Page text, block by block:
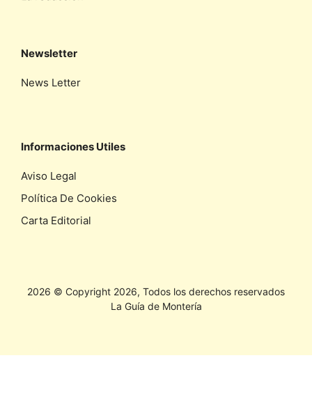
Newsletter
News Letter
Informaciones Utiles
Aviso Legal
Política De Cookies
Carta Editorial
2026 © Copyright 2026, Todos los derechos reservados
La Guía de Montería